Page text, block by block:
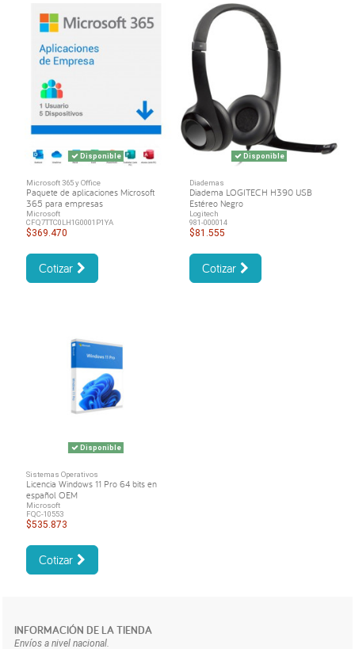
Disponible
Microsoft 365 y Office
Paquete de aplicaciones Microsoft
365 para empresas
Microsoft
CFQ7TTC0LH1G0001P1YA
$369.470
Cotizar
Disponible
Diademas
Diadema LOGITECH H390 USB
Estéreo Negro
Logitech
981-000014
$81.555
Cotizar
Disponible
Sistemas Operativos
Licencia Windows 11 Pro 64 bits en
español OEM
Microsoft
FQC-10553
$535.873
Cotizar
INFORMACIÓN DE LA TIENDA
Envíos a nivel nacional.